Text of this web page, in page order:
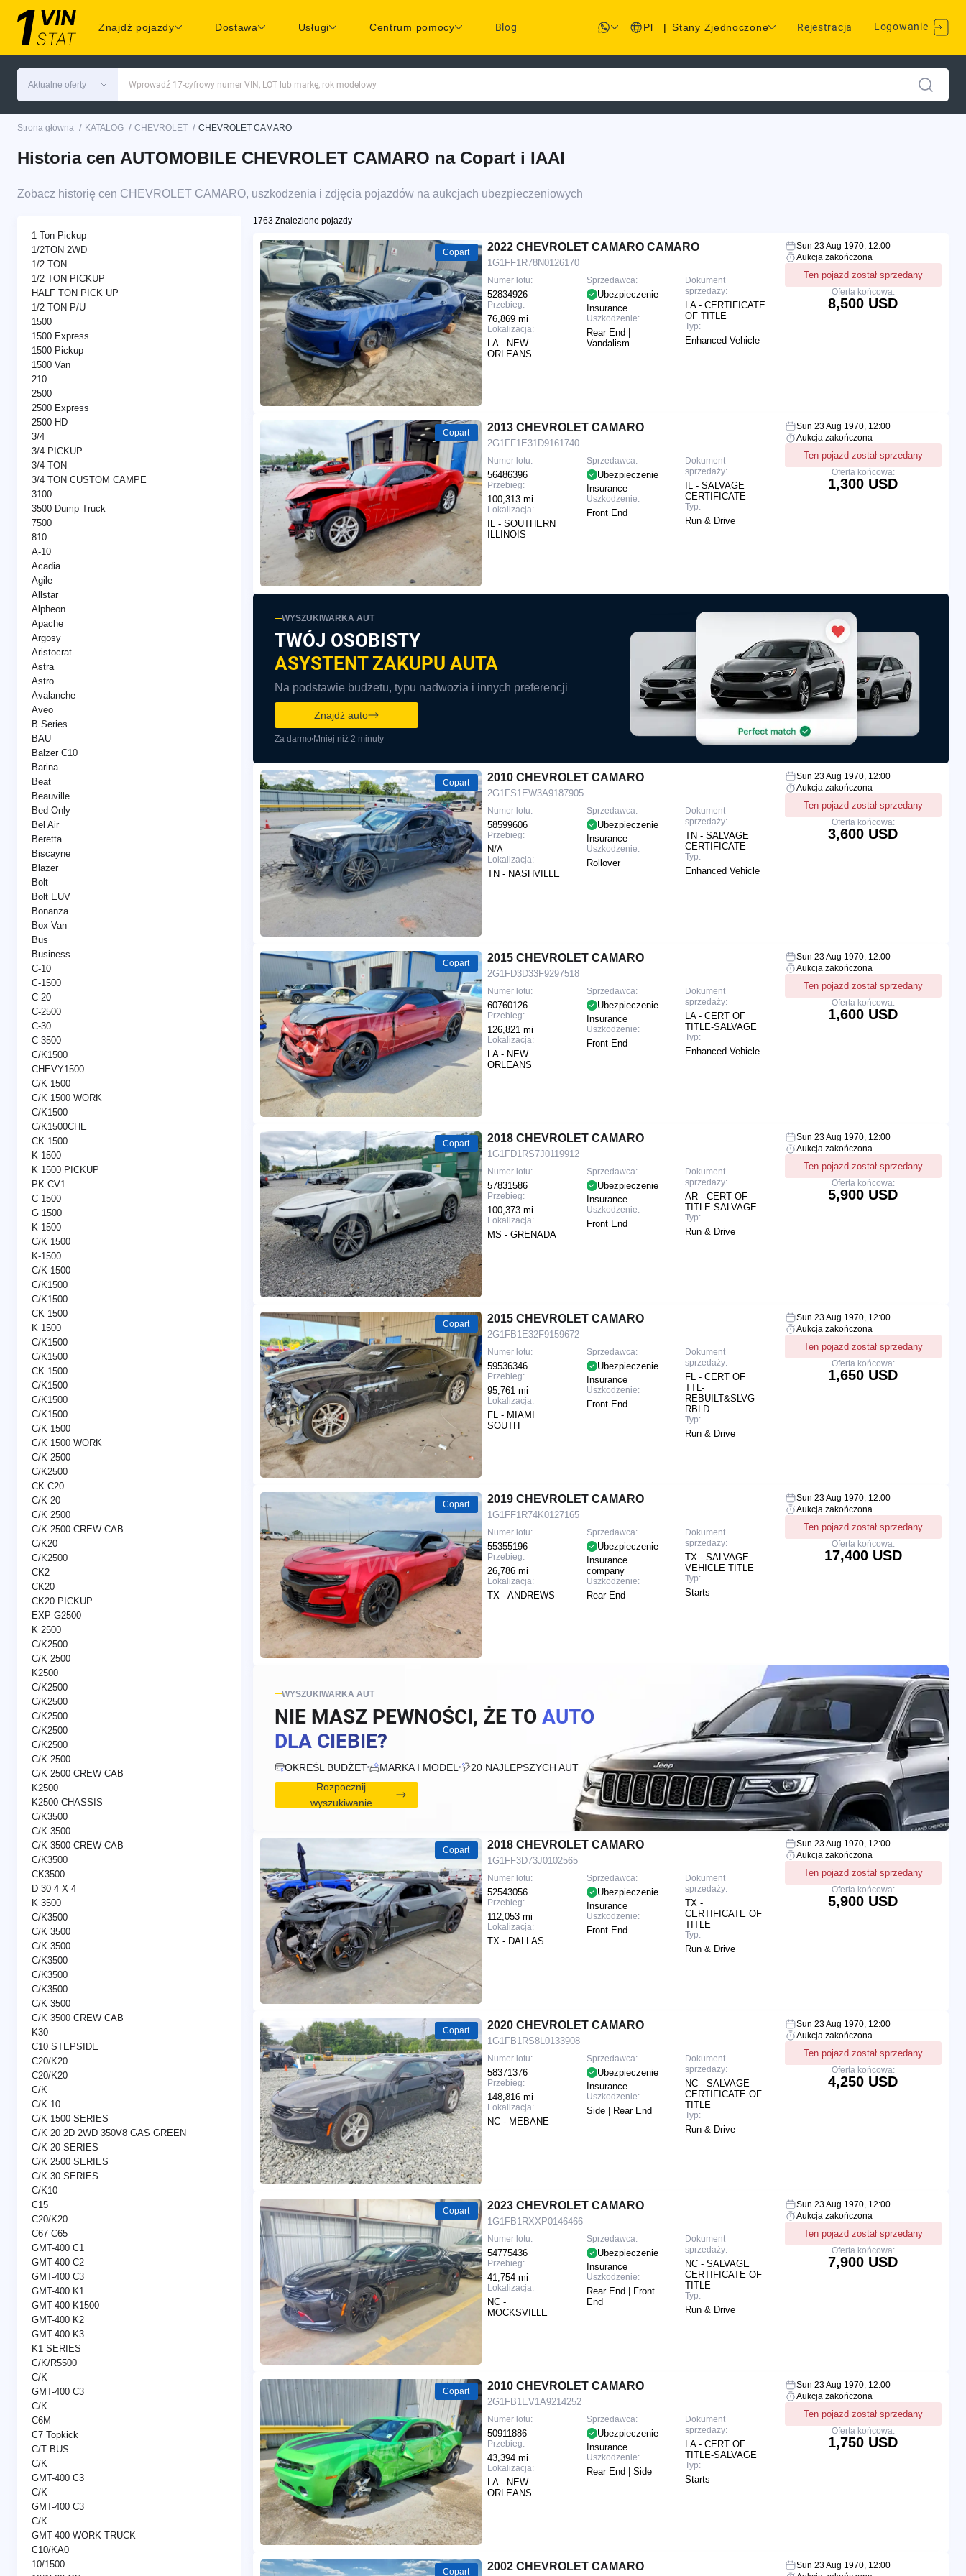
Znajdź pojazdy Dostawa Usługi Centrum pomocy Blog Pl | Stany Zjednoczone Rejestracja Logowanie
Aktualne oferty Wprowadź 17-cyfrowy numer VIN, LOT lub markę, rok modelowy
Strona główna / KATALOG / CHEVROLET / CHEVROLET CAMARO
Historia cen AUTOMOBILE CHEVROLET CAMARO na Copart i IAAI
Zobacz historię cen CHEVROLET CAMARO, uszkodzenia i zdjęcia pojazdów na aukcjach ubezpieczeniowych
1 Ton Pickup
1/2TON 2WD
1/2 TON
1/2 TON PICKUP
HALF TON PICK UP
1/2 TON P/U
1500
1500 Express
1500 Pickup
1500 Van
210
2500
2500 Express
2500 HD
3/4
3/4 PICKUP
3/4 TON
3/4 TON CUSTOM CAMPE
3100
3500 Dump Truck
7500
810
A-10
Acadia
Agile
Allstar
Alpheon
Apache
Argosy
Aristocrat
Astra
Astro
Avalanche
Aveo
B Series
BAU
Balzer C10
Barina
Beat
Beauville
Bed Only
Bel Air
Beretta
Biscayne
Blazer
Bolt
Bolt EUV
Bonanza
Box Van
Bus
Business
C-10
C-1500
C-20
C-2500
C-30
C-3500
C/K1500
CHEVY1500
C/K 1500
C/K 1500 WORK
C/K1500
C/K1500CHE
CK 1500
K 1500
K 1500 PICKUP
PK CV1
C 1500
G 1500
K 1500
C/K 1500
K-1500
C/K 1500
C/K1500
C/K1500
CK 1500
K 1500
C/K1500
C/K1500
CK 1500
C/K1500
C/K1500
C/K1500
C/K 1500
C/K 1500 WORK
C/K 2500
C/K2500
CK C20
C/K 20
C/K 2500
C/K 2500 CREW CAB
C/K20
C/K2500
CK2
CK20
CK20 PICKUP
EXP G2500
K 2500
C/K2500
C/K 2500
K2500
C/K2500
C/K2500
C/K2500
C/K2500
C/K2500
C/K 2500
C/K 2500 CREW CAB
K2500
K2500 CHASSIS
C/K3500
C/K 3500
C/K 3500 CREW CAB
C/K3500
CK3500
D 30 4 X 4
K 3500
C/K3500
C/K 3500
C/K 3500
C/K3500
C/K3500
C/K3500
C/K 3500
C/K 3500 CREW CAB
K30
C10 STEPSIDE
C20/K20
C20/K20
C/K
C/K 10
C/K 1500 SERIES
C/K 20 2D 2WD 350V8 GAS GREEN
C/K 20 SERIES
C/K 2500 SERIES
C/K 30 SERIES
C/K10
C15
C20/K20
C67 C65
GMT-400 C1
GMT-400 C2
GMT-400 C3
GMT-400 K1
GMT-400 K1500
GMT-400 K2
GMT-400 K3
K1 SERIES
C/K/R5500
C/K
GMT-400 C3
C/K
C6M
C7 Topkick
C/T BUS
C/K
GMT-400 C3
C/K
GMT-400 C3
C/K
GMT-400 WORK TRUCK
C10/KA0
10/1500
1763 Znalezione pojazdy
Copart 2022 CHEVROLET CAMARO CAMARO
1G1FF1R78N0126170
Numer lotu:
52834926
Przebieg:
76,869 mi
Lokalizacja:
LA - NEW
ORLEANS
Sprzedawca:
Ubezpieczenie
Insurance
Uszkodzenie:
Rear End |
Vandalism
Dokument
sprzedaży:
LA - CERTIFICATE
OF TITLE
Typ:
Enhanced Vehicle
Sun 23 Aug 1970, 12:00
Aukcja zakończona
Ten pojazd został sprzedany
Oferta końcowa:
8,500 USD
Copart 2013 CHEVROLET CAMARO
2G1FF1E31D9161740
Numer lotu:
56486396
Przebieg:
100,313 mi
Lokalizacja:
IL - SOUTHERN
ILLINOIS
Sprzedawca:
Ubezpieczenie
Insurance
Uszkodzenie:
Front End
Dokument
sprzedaży:
IL - SALVAGE
CERTIFICATE
Typ:
Run & Drive
Sun 23 Aug 1970, 12:00
Aukcja zakończona
Ten pojazd został sprzedany
Oferta końcowa:
1,300 USD
WYSZUKIWARKA AUT
TWÓJ OSOBISTY
ASYSTENT ZAKUPU AUTA
Na podstawie budżetu, typu nadwozia i innych preferencji
Znajdź auto
Za darmo Mniej niż 2 minuty
Copart 2010 CHEVROLET CAMARO
2G1FS1EW3A9187905
Numer lotu:
58599606
Przebieg:
N/A
Lokalizacja:
TN - NASHVILLE
Sprzedawca:
Ubezpieczenie
Insurance
Uszkodzenie:
Rollover
Dokument
sprzedaży:
TN - SALVAGE
CERTIFICATE
Typ:
Enhanced Vehicle
Sun 23 Aug 1970, 12:00
Aukcja zakończona
Ten pojazd został sprzedany
Oferta końcowa:
3,600 USD
Copart 2015 CHEVROLET CAMARO
2G1FD3D33F9297518
Numer lotu:
60760126
Przebieg:
126,821 mi
Lokalizacja:
LA - NEW
ORLEANS
Sprzedawca:
Ubezpieczenie
Insurance
Uszkodzenie:
Front End
Dokument
sprzedaży:
LA - CERT OF
TITLE-SALVAGE
Typ:
Enhanced Vehicle
Sun 23 Aug 1970, 12:00
Aukcja zakończona
Ten pojazd został sprzedany
Oferta końcowa:
1,600 USD
Copart 2018 CHEVROLET CAMARO
1G1FD1RS7J0119912
Numer lotu:
57831586
Przebieg:
100,373 mi
Lokalizacja:
MS - GRENADA
Sprzedawca:
Ubezpieczenie
Insurance
Uszkodzenie:
Front End
Dokument
sprzedaży:
AR - CERT OF
TITLE-SALVAGE
Typ:
Run & Drive
Sun 23 Aug 1970, 12:00
Aukcja zakończona
Ten pojazd został sprzedany
Oferta końcowa:
5,900 USD
Copart 2015 CHEVROLET CAMARO
2G1FB1E32F9159672
Numer lotu:
59536346
Przebieg:
95,761 mi
Lokalizacja:
FL - MIAMI
SOUTH
Sprzedawca:
Ubezpieczenie
Insurance
Uszkodzenie:
Front End
Dokument
sprzedaży:
FL - CERT OF
TTL-
REBUILT&SLVG
RBLD
Typ:
Run & Drive
Sun 23 Aug 1970, 12:00
Aukcja zakończona
Ten pojazd został sprzedany
Oferta końcowa:
1,650 USD
Copart 2019 CHEVROLET CAMARO
1G1FF1R74K0127165
Numer lotu:
55355196
Przebieg:
26,786 mi
Lokalizacja:
TX - ANDREWS
Sprzedawca:
Ubezpieczenie
Insurance
company
Uszkodzenie:
Rear End
Dokument
sprzedaży:
TX - SALVAGE
VEHICLE TITLE
Typ:
Starts
Sun 23 Aug 1970, 12:00
Aukcja zakończona
Ten pojazd został sprzedany
Oferta końcowa:
17,400 USD
WYSZUKIWARKA AUT
NIE MASZ PEWNOŚCI, ŻE TO AUTO
DLA CIEBIE?
OKREŚL BUDŻET MARKA I MODEL
20 NAJLEPSZYCH AUT
Rozpocznij
wyszukiwanie
Copart 2018 CHEVROLET CAMARO
1G1FF3D73J0102565
Numer lotu:
52543056
Przebieg:
112,053 mi
Lokalizacja:
TX - DALLAS
Sprzedawca:
Ubezpieczenie
Insurance
Uszkodzenie:
Front End
Dokument
sprzedaży:
TX -
CERTIFICATE OF
TITLE
Typ:
Run & Drive
Sun 23 Aug 1970, 12:00
Aukcja zakończona
Ten pojazd został sprzedany
Oferta końcowa:
5,900 USD
Copart 2020 CHEVROLET CAMARO
1G1FB1RS8L0133908
Numer lotu:
58371376
Przebieg:
148,816 mi
Lokalizacja:
NC - MEBANE
Sprzedawca:
Ubezpieczenie
Insurance
Uszkodzenie:
Side | Rear End
Dokument
sprzedaży:
NC - SALVAGE
CERTIFICATE OF
TITLE
Typ:
Run & Drive
Sun 23 Aug 1970, 12:00
Aukcja zakończona
Ten pojazd został sprzedany
Oferta końcowa:
4,250 USD
Copart 2023 CHEVROLET CAMARO
1G1FB1RXXP0146466
Numer lotu:
54775436
Przebieg:
41,754 mi
Lokalizacja:
NC -
MOCKSVILLE
Sprzedawca:
Ubezpieczenie
Insurance
Uszkodzenie:
Rear End | Front
End
Dokument
sprzedaży:
NC - SALVAGE
CERTIFICATE OF
TITLE
Typ:
Run & Drive
Sun 23 Aug 1970, 12:00
Aukcja zakończona
Ten pojazd został sprzedany
Oferta końcowa:
7,900 USD
Copart 2010 CHEVROLET CAMARO
2G1FB1EV1A9214252
Numer lotu:
50911886
Przebieg:
43,394 mi
Lokalizacja:
LA - NEW
ORLEANS
Sprzedawca:
Ubezpieczenie
Insurance
Uszkodzenie:
Rear End | Side
Dokument
sprzedaży:
LA - CERT OF
TITLE-SALVAGE
Typ:
Starts
Sun 23 Aug 1970, 12:00
Aukcja zakończona
Ten pojazd został sprzedany
Oferta końcowa:
1,750 USD
Copart 2002 CHEVROLET CAMARO
Sun 23 Aug 1970, 12:00